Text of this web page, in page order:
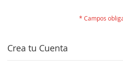
Crea tu Cuenta